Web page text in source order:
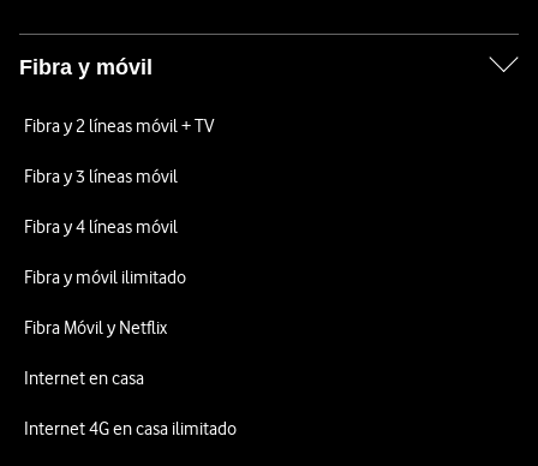
Fibra y móvil
Fibra y 2 líneas móvil + TV
Fibra y 3 líneas móvil
Fibra y 4 líneas móvil
Fibra y móvil ilimitado
Fibra Móvil y Netflix
Internet en casa
Internet 4G en casa ilimitado